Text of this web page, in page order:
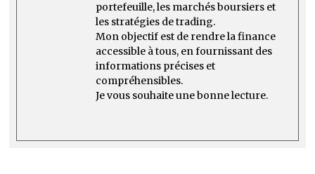
portefeuille, les marchés boursiers et
les stratégies de trading.
Mon objectif est de rendre la finance
accessible à tous, en fournissant des
informations précises et
compréhensibles.
Je vous souhaite une bonne lecture.